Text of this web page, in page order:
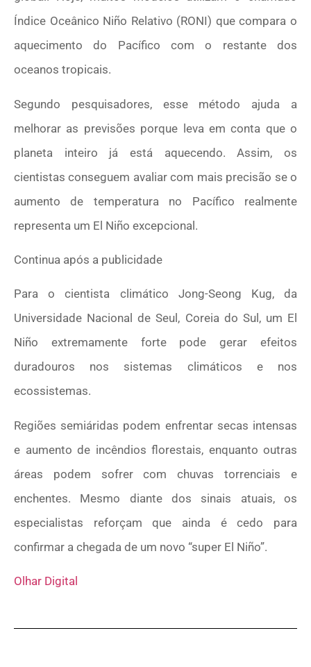
Índice Oceânico Niño Relativo (RONI) que compara o
aquecimento do Pacífico com o restante dos
oceanos tropicais.
Segundo pesquisadores, esse método ajuda a
melhorar as previsões porque leva em conta que o
planeta inteiro já está aquecendo. Assim, os
cientistas conseguem avaliar com mais precisão se o
aumento de temperatura no Pacífico realmente
representa um El Niño excepcional.
Continua após a publicidade
Para o cientista climático Jong-Seong Kug, da
Universidade Nacional de Seul, Coreia do Sul, um El
Niño extremamente forte pode gerar efeitos
duradouros nos sistemas climáticos e nos
ecossistemas.
Regiões semiáridas podem enfrentar secas intensas
e aumento de incêndios florestais, enquanto outras
áreas podem sofrer com chuvas torrenciais e
enchentes. Mesmo diante dos sinais atuais, os
especialistas reforçam que ainda é cedo para
confirmar a chegada de um novo “super El Niño”.
Olhar Digital